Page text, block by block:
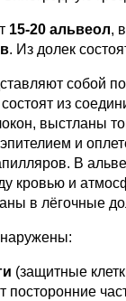
15-20 альвеол,
. Из долек
собой
из
выстланы
и
В
кровью и
в лёгочные
(защитные
посторонние